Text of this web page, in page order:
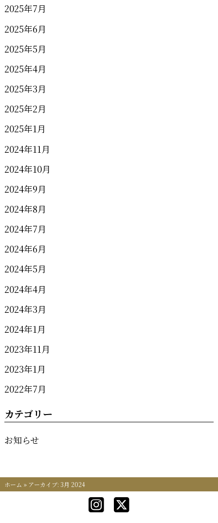
2025年7月
2025年6月
2025年5月
2025年4月
2025年3月
2025年2月
2025年1月
2024年11月
2024年10月
2024年9月
2024年8月
2024年7月
2024年6月
2024年5月
2024年4月
2024年3月
2024年1月
2023年11月
2023年1月
2022年7月
カテゴリー
お知らせ
ホーム » アーカイブ: 3月 2024